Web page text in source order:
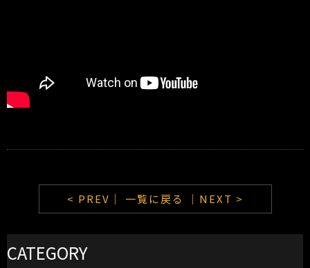
< PREV｜ 一覧に戻る ｜NEXT >
CATEGORY